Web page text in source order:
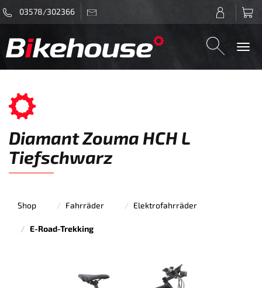
03578/302366
Diamant Zouma HCH L
Tiefschwarz
Shop Fahrräder Elektrofahrräder
E-Road-Trekking